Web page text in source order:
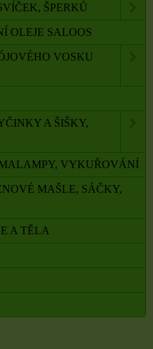
ŠPERKŮ
OLEJE SALOOS
VOSKU
A ŠIŠKY,
VYKUŘOVÁNÍ
MAŠLE, SÁČKY,
A TĚLA